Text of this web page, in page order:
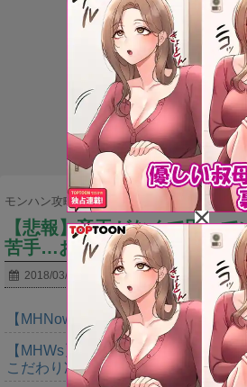
モンハン攻略まとめ隊 > ネタ・雑談
【悲報】竜玉がなくて困っ
苦手…おまえらどこがいいと
2018/03/08
【MHNow】週間1000は上積みの上
【MHWs】やっぱいただきますの大
こだわり凄いよね